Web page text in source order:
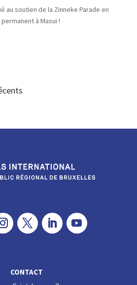
au soutien de la Zinneke Parade en
à Masui !
CONTACT